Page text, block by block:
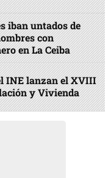
iban untados de
con
en La Ceiba
INE lanzan el XVIII
y Vivienda